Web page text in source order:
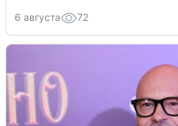
6 августа 72